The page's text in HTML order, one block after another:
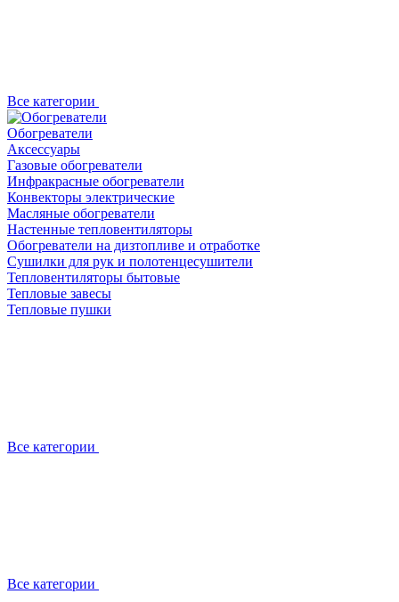
Все категории
Обогреватели
Аксессуары
Газовые обогреватели
Инфракрасные обогреватели
Конвекторы электрические
Масляные обогреватели
Настенные тепловентиляторы
Обогреватели на дизтопливе и отработке
Сушилки для рук и полотенцесушители
Тепловентиляторы бытовые
Тепловые завесы
Тепловые пушки
Все категории
Все категории